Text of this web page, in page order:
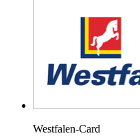
Westfalen-Card